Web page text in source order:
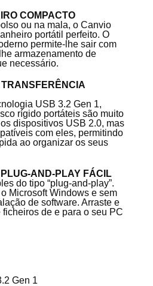
COMPACTO
ou na mala, o Canvio
portátil perfeito. O
permite-lhe sair com
armazenamento de
necessário.
USB 3.2 Gen 1,
rígido portáteis são muito
dispositivos USB 2.0, mas
com eles, permitindo
ao organizar os seus
AND-PLAY FÁCIL
do tipo “plug-and-play”.
Microsoft Windows e sem
de software. Arraste e
ficheiros de e para o seu PC
Gen 1